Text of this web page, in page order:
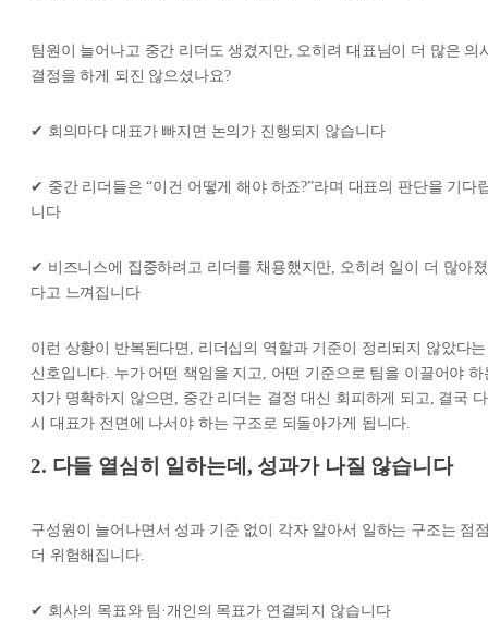
팀원이 늘어나고 중간 리더도 생겼지만, 오히려 대표님이 더 많은 의
결정을 하게 되진 않으셨나요?
✔ 회의마다 대표가 빠지면 논의가 진행되지 않습니다
✔ 중간 리더들은 “이건 어떻게 해야 하죠?”라며 대표의 판단을 기다
니다
✔ 비즈니스에 집중하려고 리더를 채용했지만, 오히려 일이 더 많아졌
다고 느껴집니다
이런 상황이 반복된다면, 리더십의 역할과 기준이 정리되지 않았다는
신호입니다. 누가 어떤 책임을 지고, 어떤 기준으로 팀을 이끌어야 하
지가 명확하지 않으면, 중간 리더는 결정 대신 회피하게 되고, 결국 다
시 대표가 전면에 나서야 하는 구조로 되돌아가게 됩니다.
2. 다들 열심히 일하는데, 성과가 나질 않습니다
구성원이 늘어나면서 성과 기준 없이 각자 알아서 일하는 구조는 점
더 위험해집니다.
✔ 회사의 목표와 팀·개인의 목표가 연결되지 않습니다